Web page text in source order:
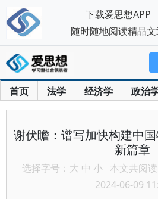
首页 法学 经济学 政治
谢伏瞻：谱写加快构建中
新篇章
选择字号： 大 中 小 本文共阅
2024-06-09
下载爱思想APP
随时随地阅读精品